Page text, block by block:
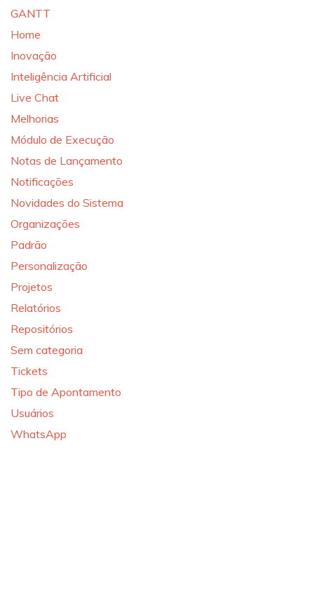
GANTT
Home
Inovação
Inteligência Artificial
Live Chat
Melhorias
Módulo de Execução
Notas de Lançamento
Notificações
Novidades do Sistema
Organizações
Padrão
Personalização
Projetos
Relatórios
Repositórios
Sem categoria
Tickets
Tipo de Apontamento
Usuários
WhatsApp